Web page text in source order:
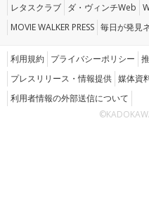
レタスクラブ ダ・ヴィンチWeb
MOVIE WALKER PRESS 毎日が発見
利用規約 プライバシーポリシー
プレスリリース・情報提供 媒体資
利用者情報の外部送信について